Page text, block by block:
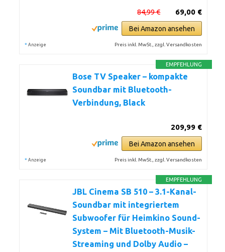
69,00 €
84,99 €
Bei Amazon ansehen
* Anzeige Preis inkl. MwSt., zzgl. Versandkosten
EMPFEHLUNG
Bose TV Speaker – kompakte
Soundbar mit Bluetooth-
Verbindung, Black
209,99 €
Bei Amazon ansehen
* Anzeige Preis inkl. MwSt., zzgl. Versandkosten
EMPFEHLUNG
JBL Cinema SB 510 – 3.1-Kanal-
Soundbar mit integriertem
Subwoofer für Heimkino Sound-
System – Mit Bluetooth-Musik-
Streaming und Dolby Audio –